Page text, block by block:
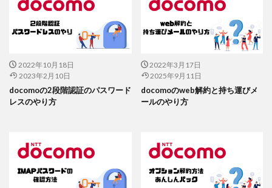
2022年10月18日
2023年2月10日
docomoの2段階認証のパスワード
レスのやり方
2022年3月17日
2025年9月11日
docomoのweb解約と持ち運びメ
ールのやり方